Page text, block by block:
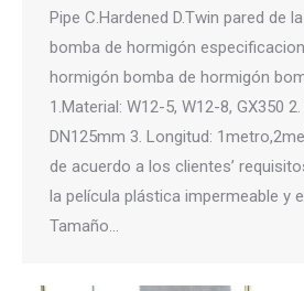
Pipe C.Hardened D.Twin pared de
bomba de hormigón
hormigón bomba de hormigón
1.Material: W12-5, W12-8, GX350
DN125mm 3. Longitud:
de acuerdo a los clientes’
la película plástica impermeable y
Tamaño…